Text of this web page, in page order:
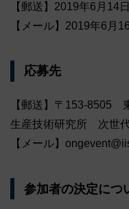
【郵送】2019年6月
【メール】2019年6月
応募先
【郵送】〒153-8505
生産技術研究所 次世
【メール】
参加者の決定につ